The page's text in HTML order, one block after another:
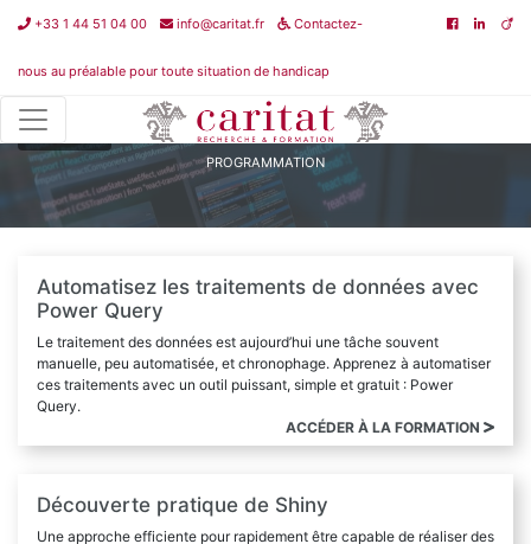
+33 1 44 51 04 00 info@caritat.fr Contactez-
nous au préalable pour toute situation de handicap
PROGRAMMATION
Retour
Automatisez les traitements de données avec
Power Query
Le traitement des données est aujourd’hui une tâche souvent
manuelle, peu automatisée, et chronophage. Apprenez à automatiser
ces traitements avec un outil puissant, simple et gratuit : Power
Query.
ACCÉDER À LA FORMATION
Découverte pratique de Shiny
Une approche efficiente pour rapidement être capable de réaliser des